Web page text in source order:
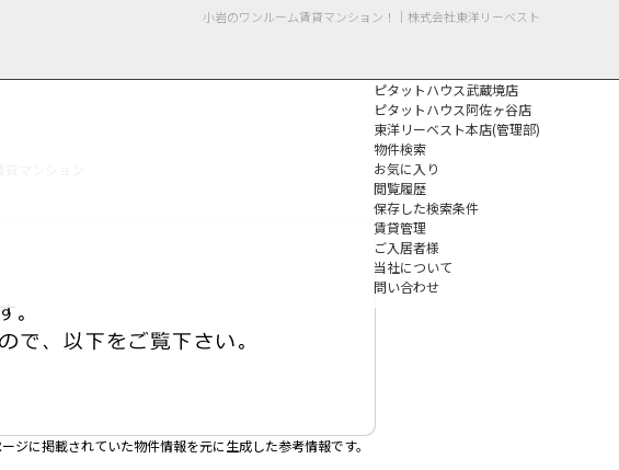
小岩のワンルーム賃貸マンション！｜株式会社東洋リーベスト
ピタットハウス武蔵境店
ピタットハウス阿佐ヶ谷店
東洋リーベスト本店(管理部)
物件検索
お気に入り
閲覧履歴
保存した検索条件
賃貸管理
ご入居者様
当社について
問い合わせ
に掲載されていた物件情報を元に生成した参考情報です。